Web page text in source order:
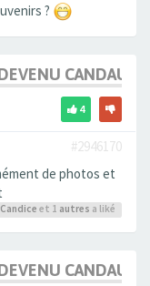
?
4
#2946170
de photos et
et 1 autres a liké